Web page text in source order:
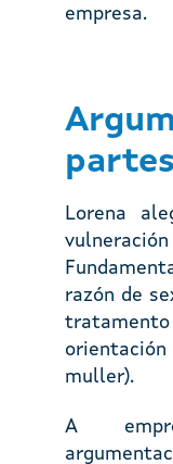
empresa.
partes
Lorena
razón de
tratamento
muller).
A